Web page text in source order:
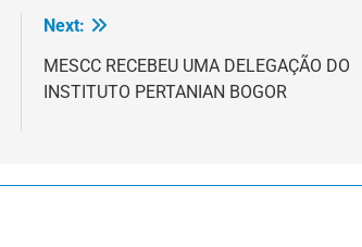
Next:
MESCC RECEBEU UMA DELEGAÇÃO DO
INSTITUTO PERTANIAN BOGOR